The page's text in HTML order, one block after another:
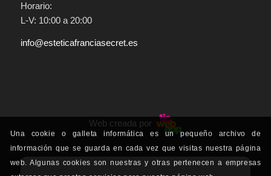
Horario:
L-V: 10:00 a 20:00
info@esteticafranciasecret.es
Web creada por
Una cookie o galleta informática es un pequeño archivo de
información que se guarda en cada vez que visitas nuestra página
web. Algunas cookies son nuestras y otras pertenecen a empresas